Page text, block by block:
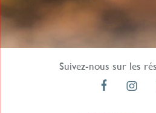
Suivez-nous sur les